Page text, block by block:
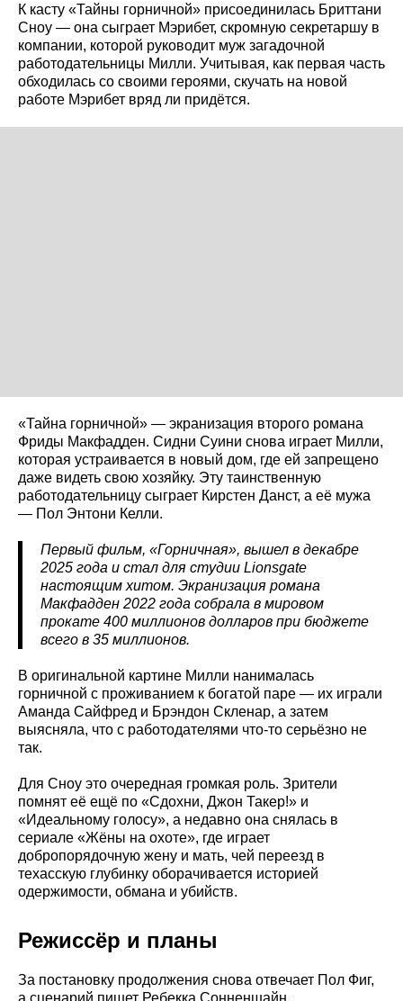
К касту «Тайны горничной» присоединилась Бриттани
Сноу — она сыграет Мэрибет, скромную секретаршу в
компании, которой руководит муж загадочной
работодательницы Милли. Учитывая, как первая часть
обходилась со своими героями, скучать на новой
работе Мэрибет вряд ли придётся.
«Тайна горничной» — экранизация второго романа
Фриды Макфадден. Сидни Суини снова играет Милли,
которая устраивается в новый дом, где ей запрещено
даже видеть свою хозяйку. Эту таинственную
работодательницу сыграет Кирстен Данст, а её мужа
— Пол Энтони Келли.
Первый фильм, «Горничная», вышел в декабре
2025 года и стал для студии Lionsgate
настоящим хитом. Экранизация романа
Макфадден 2022 года собрала в мировом
прокате 400 миллионов долларов при бюджете
всего в 35 миллионов.
В оригинальной картине Милли нанималась
горничной с проживанием к богатой паре — их играли
Аманда Сайфред и Брэндон Скленар, а затем
выясняла, что с работодателями что-то серьёзно не
так.
Для Сноу это очередная громкая роль. Зрители
помнят её ещё по «Сдохни, Джон Такер!» и
«Идеальному голосу», а недавно она снялась в
сериале «Жёны на охоте», где играет
добропорядочную жену и мать, чей переезд в
техасскую глубинку оборачивается историей
одержимости, обмана и убийств.
Режиссёр и планы
За постановку продолжения снова отвечает Пол Фиг,
а сценарий пишет Ребекка Сонненшайн,